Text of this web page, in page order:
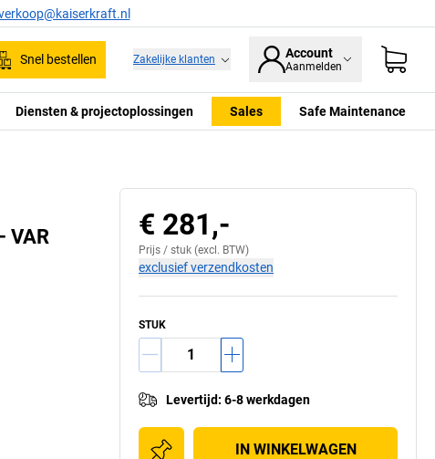
Snel bestellen Zakelijke klanten Account
Aanmelden
Diensten & projectoplossingen Sales Safe Maintenance
VAR € 281,-
Prijs / stuk (excl. BTW)
exclusief verzendkosten
STUK
Levertijd: 6-8 werkdagen
IN WINKELWAGEN